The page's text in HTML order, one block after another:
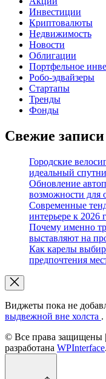
Инвестиции
Криптовалюты
Недвижимость
Новости
Облигации
Портфельное
Робо-эдвайзеры
Стартапы
Тренды
Фонды
Свежие записи
Городские
идеальный
Обновление
возможности для
Современные
интерьере к 2026
Почему именно
выставляют на
Как карелы
предпочтения
Виджеты пока не
выдвежной вне холста .
© Все права защищены |
разработана WPInterface.